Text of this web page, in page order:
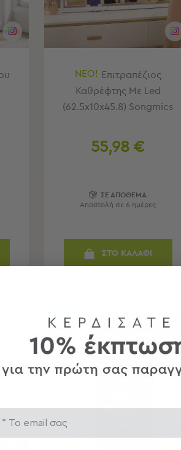
ΝΕΟ! Επιτραπέζιος
Καθρέφτης Με Led
(62.5x10x45.8) Songmics
55,98 €
ΣΕ ΑΠΟΘΕΜΑ
Αποστολή σε 6 ημέρες
ΣΤΟ ΚΑΛΑΘΙ